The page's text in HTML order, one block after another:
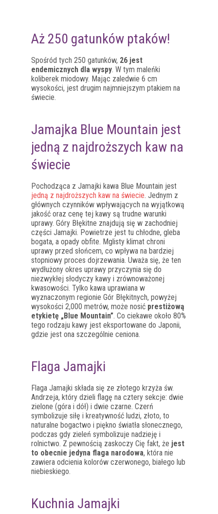
Aż 250 gatunków ptaków!
Spośród tych 250 gatunków, 26 jest
endemicznych dla wyspy. W tym maleńki
koliberek miodowy. Mając zaledwie 6 cm
wysokości, jest drugim najmniejszym ptakiem na
świecie.
Jamajka Blue Mountain jest
jedną z najdroższych kaw na
świecie
Pochodząca z Jamajki kawa Blue Mountain jest
jedną z najdroższych kaw na świecie. Jednym z
głównych czynników wpływających na wyjątkową
jakość oraz cenę tej kawy są trudne warunki
uprawy. Góry Błękitne znajdują się w zachodniej
części Jamajki. Powietrze jest tu chłodne, gleba
bogata, a opady obfite. Mglisty klimat chroni
uprawy przed słońcem, co wpływa na bardziej
stopniowy proces dojrzewania. Uważa się, że ten
wydłużony okres uprawy przyczynia się do
niezwykłej słodyczy kawy i zrównoważonej
kwasowości. Tylko kawa uprawiana w
wyznaczonym regionie Gór Błękitnych, powyżej
wysokości 2,000 metrów, może nosić prestiżową
etykietę „Blue Mountain”. Co ciekawe około 80%
tego rodzaju kawy jest eksportowane do Japonii,
gdzie jest ona szczególnie ceniona.
Flaga Jamajki
Flaga Jamajki składa się ze złotego krzyża św.
Andrzeja, który dzieli flagę na cztery sekcje: dwie
zielone (góra i dół) i dwie czarne. Czerń
symbolizuje siłę i kreatywność ludzi, złoto, to
naturalne bogactwo i piękno światła słonecznego,
podczas gdy zieleń symbolizuje nadzieję i
rolnictwo. Z pewnością zaskoczy Cię fakt, że jest
to obecnie jedyna flaga narodowa, która nie
zawiera odcienia kolorów czerwonego, białego lub
niebieskiego.
Kuchnia Jamajki